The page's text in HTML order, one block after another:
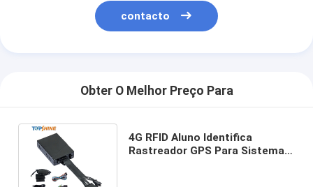
contacto
Obter O Melhor Preço Para
4G RFID Aluno Identifica
Rastreador GPS Para Sistema